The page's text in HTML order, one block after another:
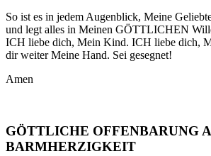
So ist es in jedem Augenblick, Meine
und legt alles in Meinen GÖTTLICHEN
ICH liebe dich, Mein Kind. ICH liebe dich,
dir weiter Meine Hand. Sei gesegnet!
Amen
GÖTTLICHE OFFENBARUNG
BARMHERZIGKEIT